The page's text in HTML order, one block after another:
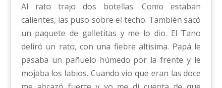
Al rato trajo dos botellas. Como estaban
calientes, las puso sobre el techo. También sacó
un paquete de galletitas y me lo dio. El Tano
deliró un rato, con una fiebre altísima. Papá le
pasaba un pañuelo húmedo por la frente y le
mojaba los labios. Cuando vio que eran las doce